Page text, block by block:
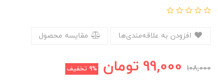
مقایسه محصول
108,000
99,000 تومان 9% تخفیف